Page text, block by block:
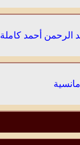
الرحمن أحمد كاملة